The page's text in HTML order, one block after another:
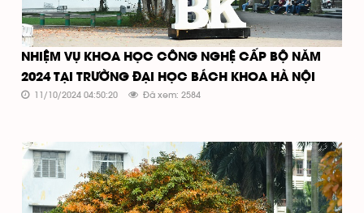
NHIỆM VỤ KHOA HỌC CÔNG NGHỆ CẤP BỘ NĂM
2024 TẠI TRƯỜNG ĐẠI HỌC BÁCH KHOA HÀ NỘI
11/10/2024 04:50:20 Đã xem: 2584